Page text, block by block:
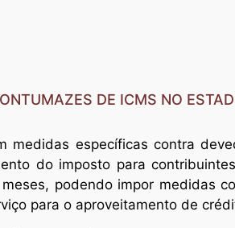
DE ICMS NO
medidas específicas contra
do imposto para
podendo impor medidas
para o aproveitamento de